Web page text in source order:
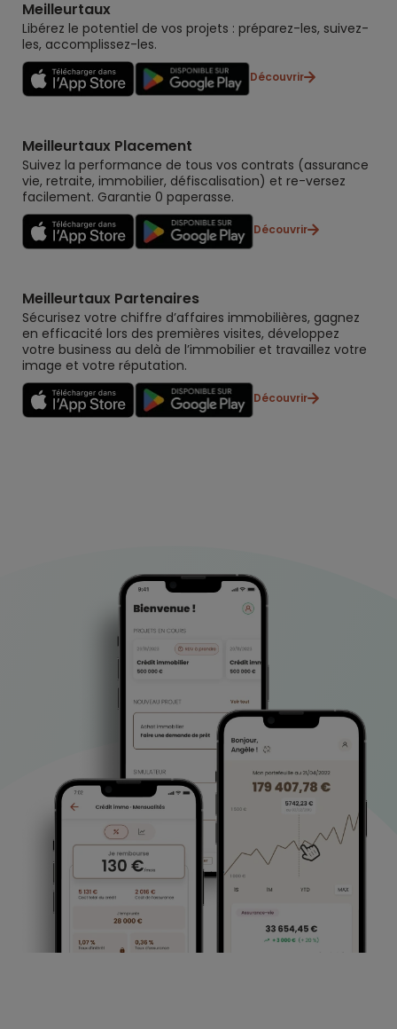
Meilleurtaux
Libérez le potentiel de vos projets : préparez-les, suivez-
les, accomplissez-les.
Découvrir
Meilleurtaux Placement
Suivez la performance de tous vos contrats (assurance
vie, retraite, immobilier, défiscalisation) et re-versez
facilement. Garantie 0 paperasse.
Découvrir
Meilleurtaux Partenaires
Sécurisez votre chiffre d’affaires immobilières, gagnez
en efficacité lors des premières visites, développez
votre business au delà de l’immobilier et travaillez votre
image et votre réputation.
Découvrir